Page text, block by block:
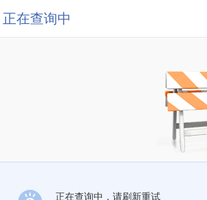
正在查询中
正在查询中，请刷新重试